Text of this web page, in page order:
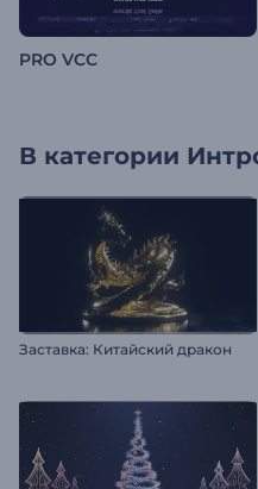
PRO VCC
В категории
Заставка: Китайский дракон